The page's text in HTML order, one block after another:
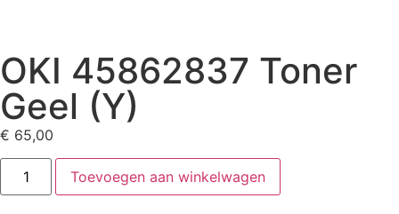
OKI 45862837 Toner
Geel (Y)
€ 65,00
Toevoegen aan winkelwagen